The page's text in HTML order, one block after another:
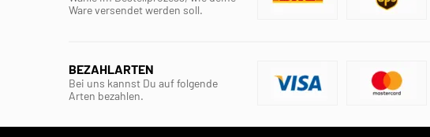
Ware versendet werden soll.
BEZAHLARTEN
Bei uns kannst Du auf folgende
Arten bezahlen.